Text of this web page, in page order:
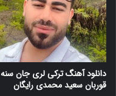
دانلود آهنگ ترکی لری جان سنه
قوربان سعید محمدی رایگان